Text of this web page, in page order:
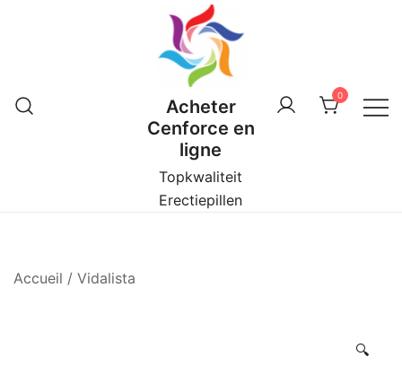
Acheter
Cenforce en
ligne
Topkwaliteit
Erectiepillen
0
Accueil / Vidalista
🔍